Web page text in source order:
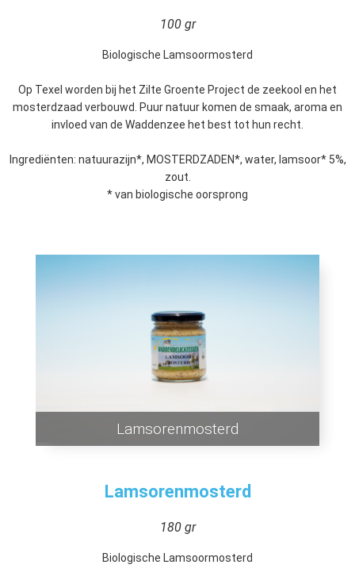
100 gr
Biologische Lamsoormosterd
Op Texel worden bij het Zilte Groente Project de zeekool en het
mosterdzaad verbouwd. Puur natuur komen de smaak, aroma en
invloed van de Waddenzee het best tot hun recht.
Ingrediënten: natuurazijn*, MOSTERDZADEN*, water, lamsoor* 5%,
zout.
* van biologische oorsprong
Lamsorenmosterd
Lamsorenmosterd
180 gr
Biologische Lamsoormosterd